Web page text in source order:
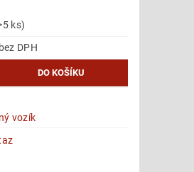
ks)
103,31 Kč bez DPH
vozík